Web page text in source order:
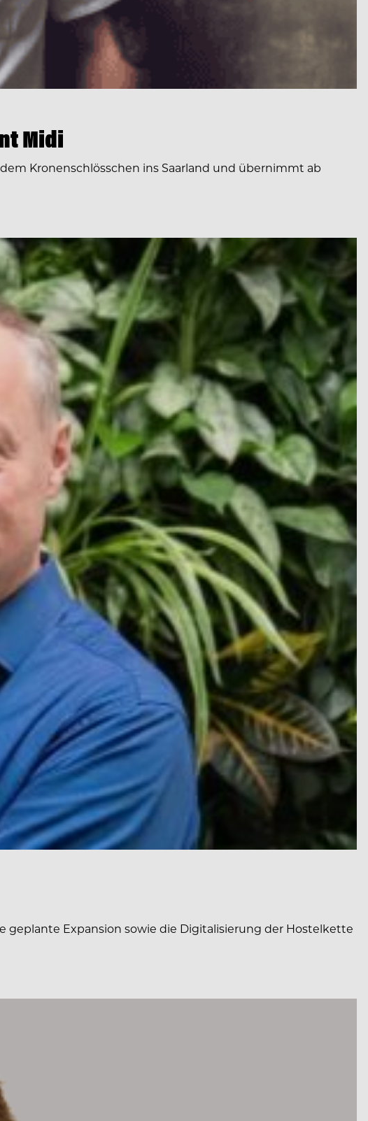
Midi
Kronenschlösschen ins Saarland und übernimmt ab
geplante Expansion sowie die Digitalisierung der Hostelkette